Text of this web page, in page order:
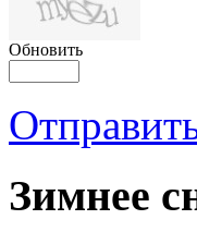
Обновить
Зимнее